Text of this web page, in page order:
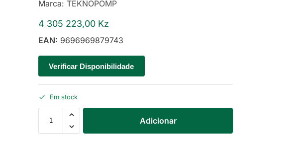
Marca:TEKNOPOMP
4 305 223,00 Kz
EAN: 9696969879743
Verificar Disponibilidade
Em stock
Adicionar